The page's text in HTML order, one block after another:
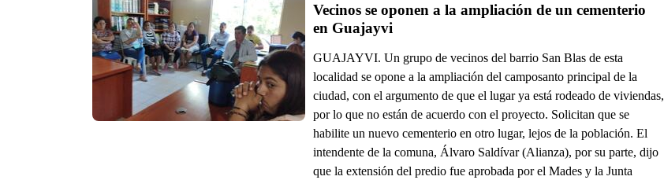
Vecinos se oponen a la ampliación de un cementerio
en Guajayvi
GUAJAYVI. Un grupo de vecinos del barrio San Blas de esta
localidad se opone a la ampliación del camposanto principal de la
ciudad, con el argumento de que el lugar ya está rodeado de viviendas,
por lo que no están de acuerdo con el proyecto. Solicitan que se
habilite un nuevo cementerio en otro lugar, lejos de la población. El
intendente de la comuna, Álvaro Saldívar (Alianza), por su parte, dijo
que la extensión del predio fue aprobada por el Mades y la Junta